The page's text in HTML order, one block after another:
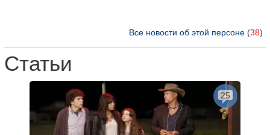
Все новости об этой персоне (38)
Статьи
25